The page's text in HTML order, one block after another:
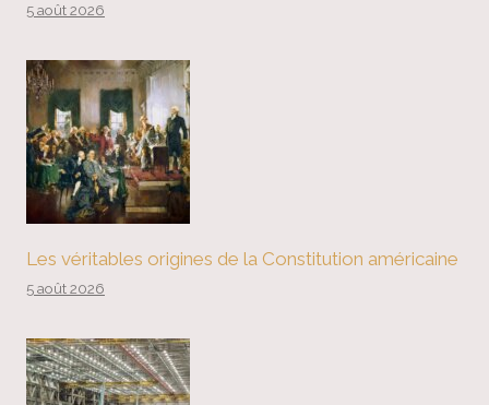
5 août 2026
Les véritables origines de la Constitution américaine
5 août 2026